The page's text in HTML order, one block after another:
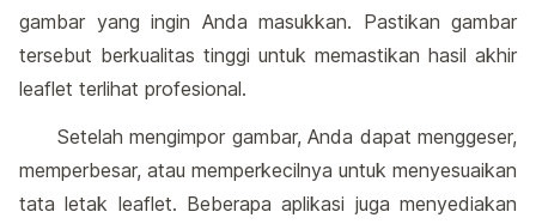
gambar yang ingin Anda masukkan. Pastikan gambar
tersebut berkualitas tinggi untuk memastikan hasil akhir
leaflet terlihat profesional.
Setelah mengimpor gambar, Anda dapat menggeser,
memperbesar, atau memperkecilnya untuk menyesuaikan
tata letak leaflet. Beberapa aplikasi juga menyediakan